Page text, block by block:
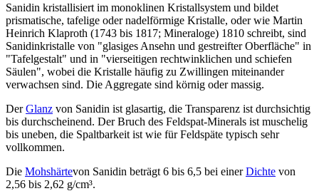
Sanidin kristallisiert im monoklinen Kristallsystem und bildet
prismatische, tafelige oder nadelförmige Kristalle, oder wie Martin
Heinrich Klaproth (1743 bis 1817; Mineraloge) 1810 schreibt, sind
Sanidinkristalle von "glasiges Ansehn und gestreifter Oberfläche" in
"Tafelgestalt" und in "vierseitigen rechtwinklichen und schiefen
Säulen", wobei die Kristalle häufig zu Zwillingen miteinander
verwachsen sind. Die Aggregate sind körnig oder massig.
DerGlanz von Sanidin ist glasartig, die Transparenz ist durchsichtig
bis durchscheinend. Der Bruch des Feldspat-Minerals ist muschelig
bis uneben, die Spaltbarkeit ist wie für Feldspäte typisch sehr
vollkommen.
Die Mohshärtevon Sanidin beträgt 6 bis 6,5 bei einerDichte von
2,56 bis 2,62 g/cm³.